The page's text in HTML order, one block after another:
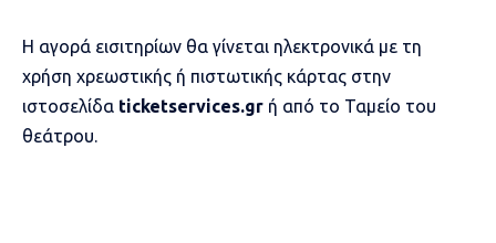
Η αγορά εισιτηρίων θα γίνεται ηλεκτρονικά με τη
χρήση χρεωστικής ή πιστωτικής κάρτας στην
ιστοσελίδα ticketservices.gr ή από το Ταμείο του
θεάτρου.